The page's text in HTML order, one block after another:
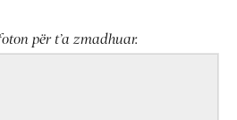
për t’a zmadhuar.